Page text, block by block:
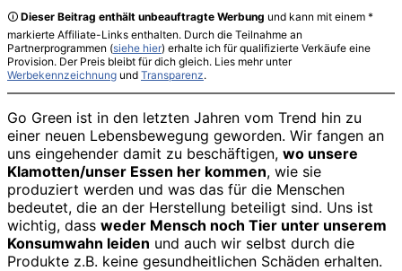
Fashion
Onlineshops
für
Grüne
🛈 Dieser Beitrag enthält unbeauftragte Werbung und kann mit einem *
markierte Affiliate-Links enthalten. Durch die Teilnahme an
Partnerprogrammen (siehe hier) erhalte ich für qualifizierte Verkäufe eine
Provision. Der Preis bleibt für dich gleich. Lies mehr unter
Werbekennzeichnung und Transparenz.
Go Green ist in den letzten Jahren vom Trend hin zu
einer neuen Lebensbewegung geworden. Wir fangen an
uns eingehender damit zu beschäftigen, wo unsere
Klamotten/unser Essen her kommen, wie sie
produziert werden und was das für die Menschen
bedeutet, die an der Herstellung beteiligt sind. Uns ist
wichtig, dass weder Mensch noch Tier unter unserem
Konsumwahn leiden und auch wir selbst durch die
Produkte z.B. keine gesundheitlichen Schäden erhalten.